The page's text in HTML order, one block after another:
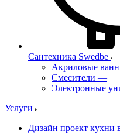
Сантехника Swedbe
Акриловые
Смесители —
Электронные
Услуги
Дизайн проект кухни